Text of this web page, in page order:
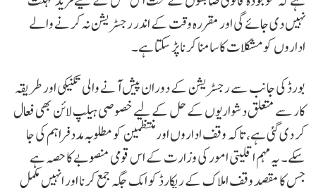
نہیں دی جائے گی اور مقررہ وقت کے اندر رجسٹریشن نہ کرنے والے
اداروں کو مشکلات کا سامنا کرنا پڑ سکتا ہے۔
بورڈ کی جانب سے رجسٹریشن کے دوران پیش آنے والی تکنیکی اور طریقہ
کار سے متعلق دشواریوں کے حل کے لیے خصوصی ہیلپ لائن بھی فعال
کر دی گئی ہے، تاکہ وقف اداروں اور منتظمین کو مطلوبہ مدد فراہم کی جا
سکے۔ یہ مہم اقلیتی امور کی وزارت کے اس قومی منصوبے کا حصہ ہے
جس کا مقصد وقف املاک کے ریکارڈ کو ایک جگہ جمع کرنا اور انہیں مکمل